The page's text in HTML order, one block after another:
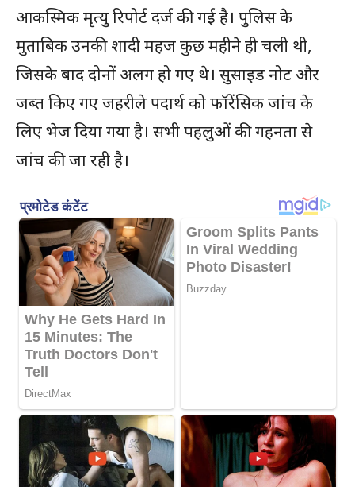
आकस्मिक मृत्यु रिपोर्ट दर्ज की गई है। पुलिस के
मुताबिक उनकी शादी महज कुछ महीने ही चली थी,
जिसके बाद दोनों अलग हो गए थे। सुसाइड नोट और
जब्त किए गए जहरीले पदार्थ को फॉरेंसिक जांच के
लिए भेज दिया गया है। सभी पहलुओं की गहनता से
जांच की जा रही है।